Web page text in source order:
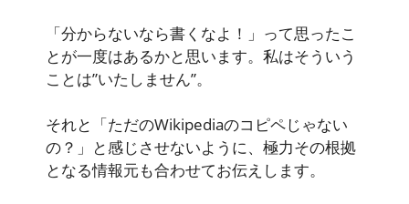
「分からないなら書くなよ！」って思ったこ
とが一度はあるかと思います。私はそういう
ことは”いたしません”。
それと「ただのWikipediaのコピペじゃない
の？」と感じさせないように、極力その根拠
となる情報元も合わせてお伝えします。